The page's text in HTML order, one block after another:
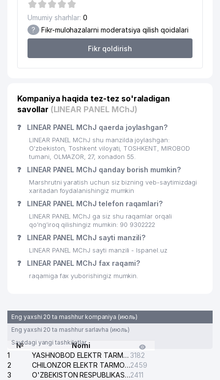
18 ALGIMED MChJ
19
EVER NEURO PHARMA GmbH
VAKOLATXONA
161 м
20
EXCELLENT SWEET PRODUCT
XUSUSIY KORXONASI
22 MSC TASHKENT ShK
24 NRG MEDIA GROUP MChJ
25
GAMMA-ELEKTRO XUSUSIY
KORXONASI
26 SCHUCO VAKOLATXONA 169 м
27 AMICO TASHKENT MChJ
28 GRAND INTER BUILDING MChJ
29 ANVAR FARM SERVIS MChJ
30
KOREYA RESPUBLIKASI
32
GLENMARK PHARMACEUTICALS
LTD. VAKOLATXONA
196 м
UNIVERSAL LOGISTIC COMPANY
MChJ
ATE MChJ
Umumiy sharhlar: 0
? Fikr-mulohazalarni moderatsiya qilish qoidalari
Fikr qoldirish
Kompaniya haqida tez-tez so'raladigan
savollar (LINEAR PANEL MChJ)
❓ LINEAR PANEL MChJ qaerda joylashgan?
LINEAR PANEL MChJ shu manzilda joylashgan:
O'zbekiston, Toshkent viloyati, TOSHKENT, MIROBOD
tumani, OLMAZOR, 27, xonadon 55.
❓ LINEAR PANEL MChJ qanday borish mumkin?
Marshrutni yaratish uchun siz bizning veb-saytimizdagi
xaritadan foydalanishingiz mumkin
❓ LINEAR PANEL MChJ telefon raqamlari?
LINEAR PANEL MChJ ga siz shu raqamlar orqali
qo’ng’iroq qilishingiz mumkin: 90 9302222
❓ LINEAR PANEL MChJ sayti manzili?
LINEAR PANEL MChJ sayti manzili - lspanel.uz
❓ LINEAR PANEL MChJ fax raqami?
raqamiga fax yuborishingiz mumkin.
Eng yaxshi 20 ta mashhur kompaniya (июль)
Eng yaxshi 20 ta mashhur sarlavha (июль)
Saytdagi yangi tashkilotlar
№
Nomi
1
YASHNOBOD ELEKTR TARMOG'I NOSOZLIKLARI XIZMATI 3182
2
CHILONZOR ELEKTR TARMOG'I NOSOZLIK XIZMATI2459
3
O'ZBEKISTON RESPUBLIKASI BOSH PROKURATURASI ISHONCH TELEFONI2411